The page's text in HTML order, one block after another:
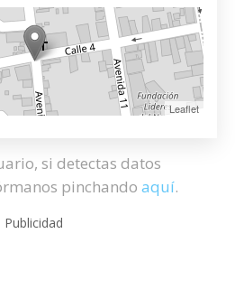
Leaflet
si detectas datos
pinchando aquí.
Publicidad